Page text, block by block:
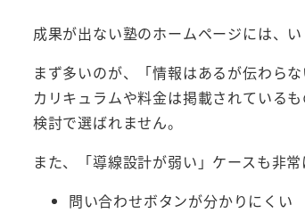
成果が出ない塾のホームページには、い
まず多いのが、「情報はあるが伝わらな
カリキュラムや料金は掲載されている
検討で選ばれません。
また、「導線設計が弱い」ケースも非常
問い合わせボタンが分かりにくい